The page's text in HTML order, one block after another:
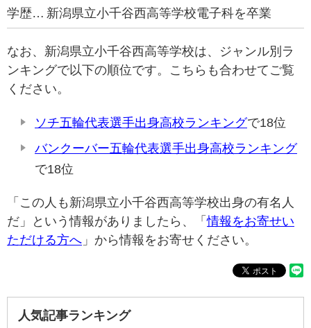
学歴… 新潟県立小千谷西高等学校電子科を卒業
なお、新潟県立小千谷西高等学校は、ジャンル別ラ
ンキングで以下の順位です。こちらも合わせてご覧
ください。
ソチ五輪代表選手出身高校ランキングで18位
バンクーバー五輪代表選手出身高校ランキング
で18位
「この人も新潟県立小千谷西高等学校出身の有名人
だ」という情報がありましたら、「情報をお寄せい
ただける方へ 」から情報をお寄せください。
人気記事ランキング